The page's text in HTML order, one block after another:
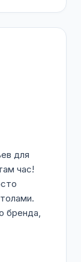
для
час!
бренда,